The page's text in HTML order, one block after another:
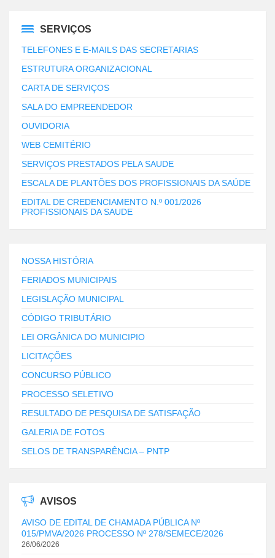
SERVIÇOS
TELEFONES E E-MAILS DAS SECRETARIAS
ESTRUTURA ORGANIZACIONAL
CARTA DE SERVIÇOS
SALA DO EMPREENDEDOR
OUVIDORIA
WEB CEMITÉRIO
SERVIÇOS PRESTADOS PELA SAUDE
ESCALA DE PLANTÕES DOS PROFISSIONAIS DA SAÚDE
EDITAL DE CREDENCIAMENTO N.º 001/2026
PROFISSIONAIS DA SAUDE
NOSSA HISTÓRIA
FERIADOS MUNICIPAIS
LEGISLAÇÃO MUNICIPAL
CÓDIGO TRIBUTÁRIO
LEI ORGÂNICA DO MUNICIPIO
LICITAÇÕES
CONCURSO PÚBLICO
PROCESSO SELETIVO
RESULTADO DE PESQUISA DE SATISFAÇÃO
GALERIA DE FOTOS
SELOS DE TRANSPARÊNCIA – PNTP
AVISOS
AVISO DE EDITAL DE CHAMADA PÚBLICA Nº
015/PMVA/2026 PROCESSO Nº 278/SEMECE/2026
26/06/2026